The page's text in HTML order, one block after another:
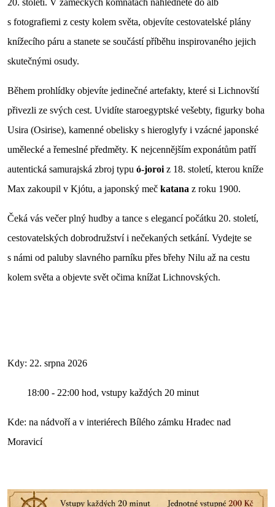
s fotografiemi z cesty kolem světa, objevíte cestovatelské plány
knížecího páru a stanete se součástí příběhu inspirovaného jejich
skutečnými osudy.
Během prohlídky objevíte jedinečné artefakty, které si Lichnovští
přivezli ze svých cest. Uvidíte staroegyptské vešebty, figurky boha
Usira (Osirise), kamenné obelisky s hieroglyfy i vzácné japonské
umělecké a řemeslné předměty. K nejcennějším exponátům patří
autentická samurajská zbroj typu ó-joroi z 18. století, kterou kníže
Max zakoupil v Kjótu, a japonský meč katana z roku 1900.
Čeká vás večer plný hudby a tance s elegancí počátku 20. století,
cestovatelských dobrodružství i nečekaných setkání. Vydejte se
s námi od paluby slavného parníku přes břehy Nilu až na cestu
kolem světa a objevte svět očima knížat Lichnovských.
Kdy: 22. srpna 2026
18:00 - 22:00 hod, vstupy každých 20 minut
Kde: na nádvoří a v interiérech Bílého zámku Hradec nad
Moravicí